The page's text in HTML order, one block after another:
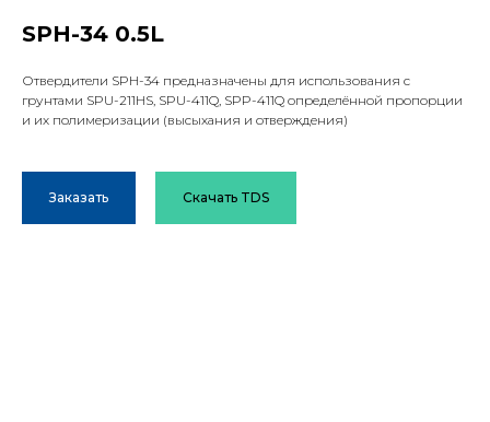
SPH-34 0.5L
Отвердители SPH-34 предназначены для использования с
грунтами SPU-211HS, SPU-411Q, SPP-411Q определённой пропорции
и их полимеризации (высыхания и отверждения)
Заказать Скачать TDS